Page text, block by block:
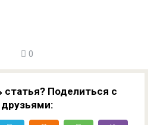
0
статья? Поделиться с
друзьями: